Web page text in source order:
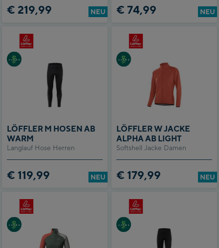
€ 219,99 NEU € 74,99 NEU
Langlauf Hose Herren
LÖFFLER M HOSEN AB
WARM
€ 119,99 NEU
Softshell Jacke Damen
LÖFFLER W JACKE
ALPHA AB LIGHT
€ 179,99 NEU